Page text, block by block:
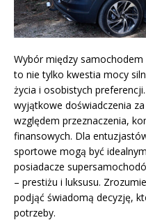
Wybór między
to nie tylko kwestia mocy
życia i osobistych
wyjątkowe doświadczenia
względem przeznaczenia,
finansowych. Dla
sportowe mogą być
posiadacze
– prestiżu i luksusu.
podjąć świadomą decyzję,
potrzeby.